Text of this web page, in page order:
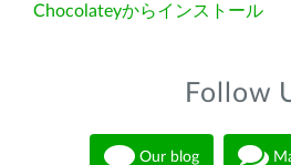
Chocolateyからインストール
Follow
Our blog